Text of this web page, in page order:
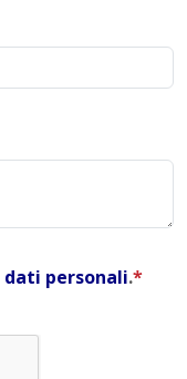
dati personali.*